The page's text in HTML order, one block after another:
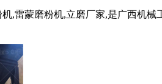
,雷蒙磨粉机,立磨厂家,是广西机